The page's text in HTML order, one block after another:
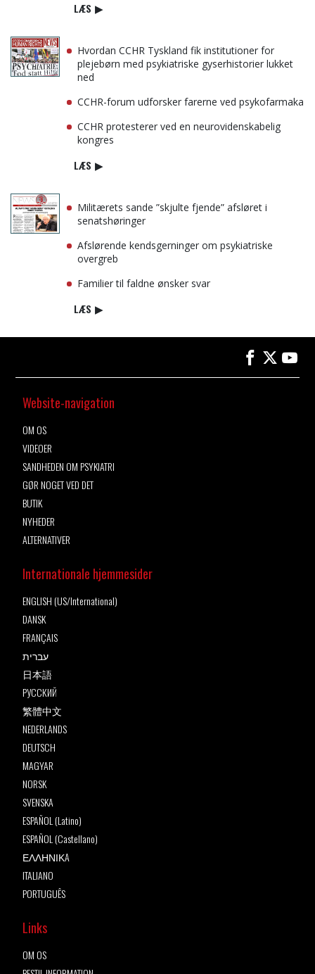
LÆS ▶
Hvordan CCHR Tyskland fik institutioner for
plejebørn med psykiatriske gyserhistorier lukket
ned
CCHR-forum udforsker farerne ved psykofarmaka
CCHR protesterer ved en neurovidenskabelig
kongres
LÆS ▶
Militærets sande ”skjulte fjende” afsløret i
senatshøringer
Afslørende kendsgerninger om psykiatriske
overgreb
Familier til faldne ønsker svar
LÆS ▶
Website-navigation
OM OS
VIDEOER
SANDHEDEN OM PSYKIATRI
GØR NOGET VED DET
BUTIK
NYHEDER
ALTERNATIVER
Internationale hjemmesider
ENGLISH (US/International)
DANSK
FRANÇAIS
עברית
日本語
РУССКИЙ
繁體中文
NEDERLANDS
DEUTSCH
MAGYAR
NORSK
SVENSKA
ESPAÑOL (Latino)
ESPAÑOL (Castellano)
ΕΛΛΗΝΙΚA
ITALIANO
PORTUGUÊS
Links
OM OS